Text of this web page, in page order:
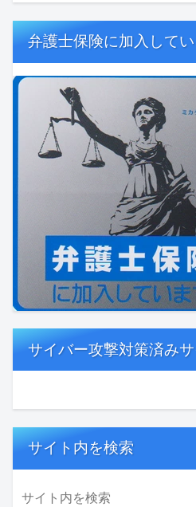
弁護士保険に加入してい
サイバー攻撃対策済みサ
サイト内を検索